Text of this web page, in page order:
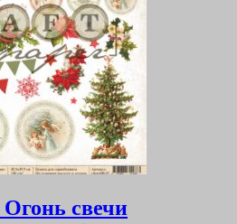
свечи